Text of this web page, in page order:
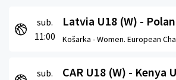
sub.
11:00
Latvia U18 (W) -
Košarka -Women. European
sub.
CAR U18 (W) - Kenya